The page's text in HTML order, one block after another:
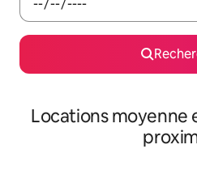
Locations moyenne